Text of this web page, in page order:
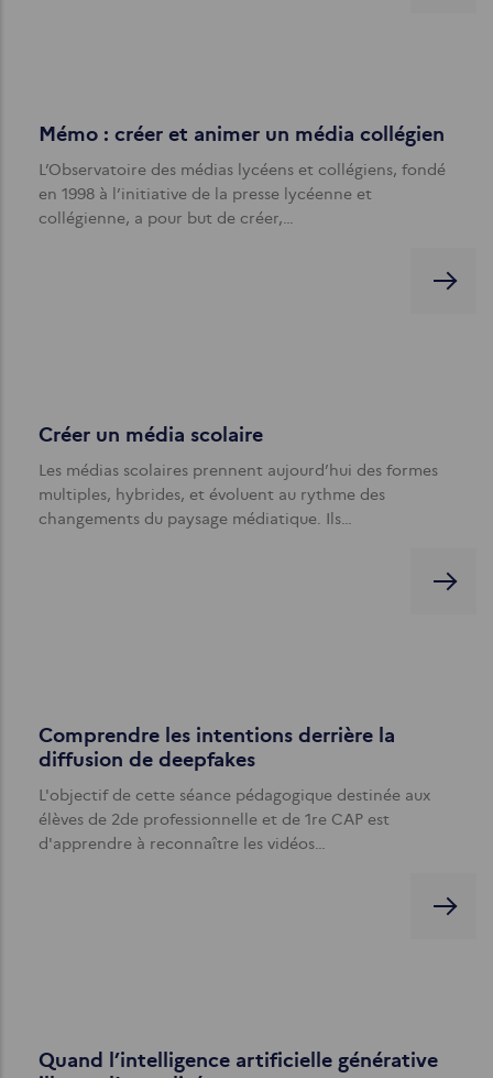
Mémo : créer et animer un média collégien
L’Observatoire des médias lycéens et collégiens, fondé
en 1998 à l’initiative de la presse lycéenne et
collégienne, a pour but de créer,…
Créer un média scolaire
Les médias scolaires prennent aujourd’hui des formes
multiples, hybrides, et évoluent au rythme des
changements du paysage médiatique. Ils…
Comprendre les intentions derrière la
diffusion de deepfakes
L'objectif de cette séance pédagogique destinée aux
élèves de 2de professionnelle et de 1re CAP est
d'apprendre à reconnaître les vidéos…
Quand l’intelligence artificielle générative